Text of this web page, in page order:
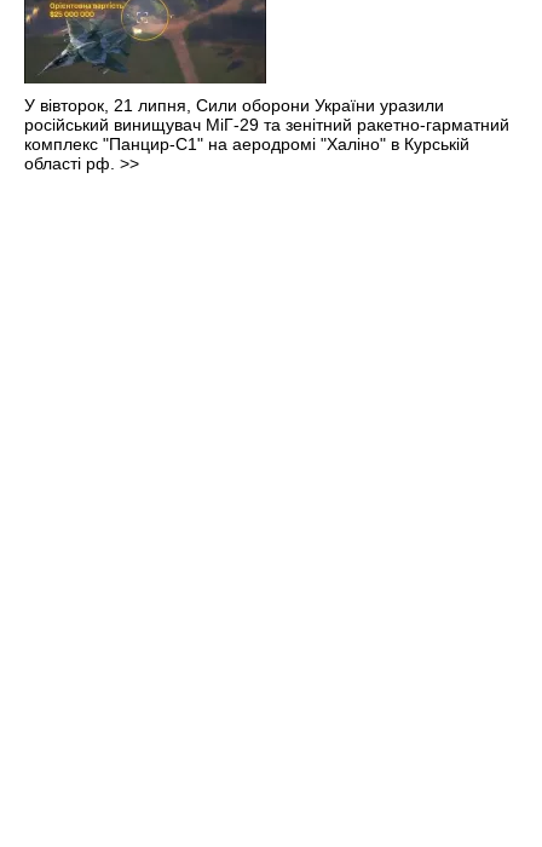
У вівторок, 21 липня, Сили оборони України уразили
російський винищувач МіГ-29 та зенітний ракетно-гарматний
комплекс "Панцир-С1" на аеродромі "Халіно" в Курській
області рф. >>